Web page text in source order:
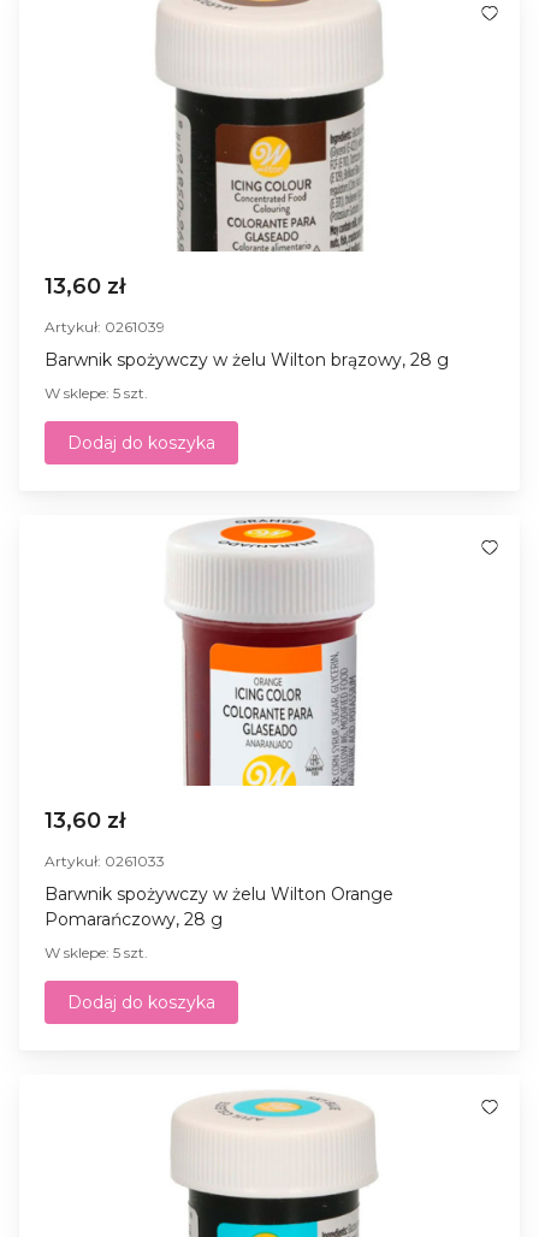
13,60 zł
Artykuł: 0261039
Barwnik spożywczy w żelu Wilton brązowy, 28 g
W sklepe: 5 szt.
Dodaj do koszyka
13,60 zł
Artykuł: 0261033
Barwnik spożywczy w żelu Wilton Orange
Pomarańczowy, 28 g
W sklepe: 5 szt.
Dodaj do koszyka